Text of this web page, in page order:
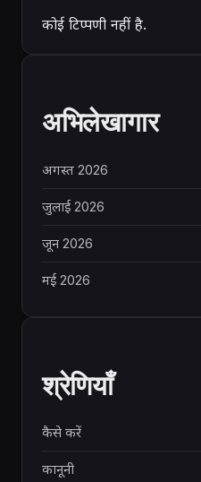
कोई टिप्पणी नहीं है.
अभिलेखागार
अगस्त 2026
जुलाई 2026
जून 2026
मई 2026
श्रेणियाँ
कैसे करें
कानूनी